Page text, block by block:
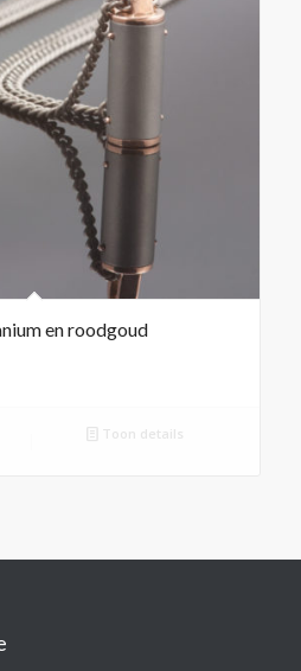
en roodgoud
Toon details